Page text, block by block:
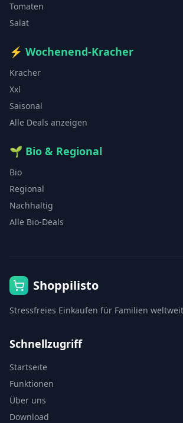
Tomaten
Salat
⚡ Wochenend-Kracher
Kracher
Xxl
Saisonal
Alle Deals anzeigen
🌱 Bio & Regional
Bio
Regional
Nachhaltig
Alle Bio-Deals
Shoppilisto
Stressfreies Einkaufen für Familien
Schnellzugriff
Startseite
Funktionen
Über uns
Download